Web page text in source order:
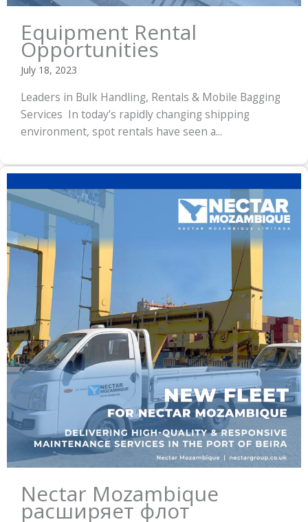
Equipment Rental
Opportunities
July 18, 2023
Leaders in Bulk Handling, Rentals & Mobile Bagging
Services In today’s rapidly changing shipping
environment, spot rentals have seen a...
Nectar Mozambique
расширяет флот